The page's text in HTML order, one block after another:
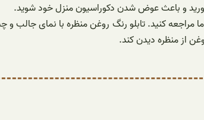
و باعث عوض شدن دکوراسیون منزل خود شوید.
ما مراجعه کنید. تابلو رنگ روغن منظره با
از منظره دیدن کند.